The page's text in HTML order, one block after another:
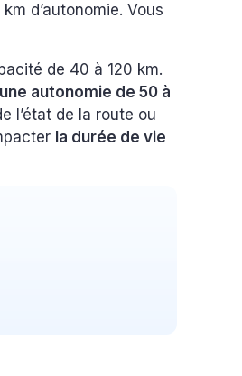
d’autonomie. Vous
de 40 à 120 km.
autonomie de 50 à
l’état de la route ou
la durée de vie